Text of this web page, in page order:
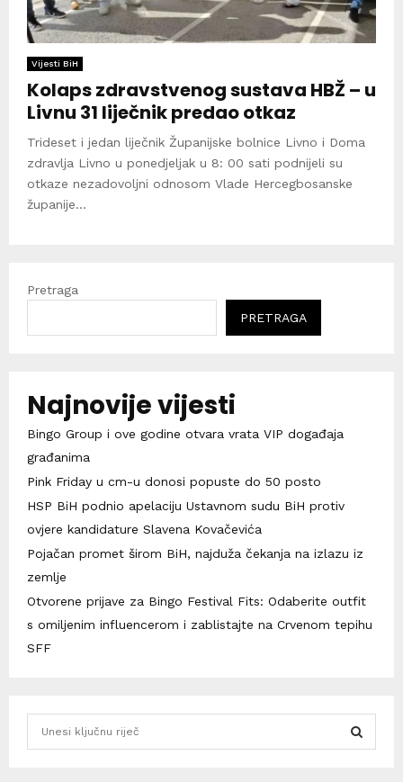
Vijesti BiH
Kolaps zdravstvenog sustava HBŽ – u
Livnu 31 liječnik predao otkaz
Trideset i jedan liječnik Županijske bolnice Livno i Doma
zdravlja Livno u ponedjeljak u 8: 00 sati podnijeli su
otkaze nezadovoljni odnosom Vlade Hercegbosanske
županije...
Pretraga
PRETRAGA
Najnovije vijesti
Bingo Group i ove godine otvara vrata VIP događaja
građanima
Pink Friday u cm-u donosi popuste do 50 posto
HSP BiH podnio apelaciju Ustavnom sudu BiH protiv
ovjere kandidature Slavena Kovačevića
Pojačan promet širom BiH, najduža čekanja na izlazu iz
zemlje
Otvorene prijave za Bingo Festival Fits: Odaberite outfit
s omiljenim influencerom i zablistajte na Crvenom tepihu
SFF